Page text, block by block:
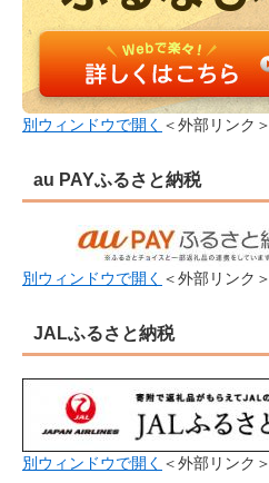
別ウィンドウで開く ＜外部リンク＞
au PAYふるさと納税
別ウィンドウで開く ＜外部リンク＞
JALふるさと納税
別ウィンドウで開く ＜外部リンク＞